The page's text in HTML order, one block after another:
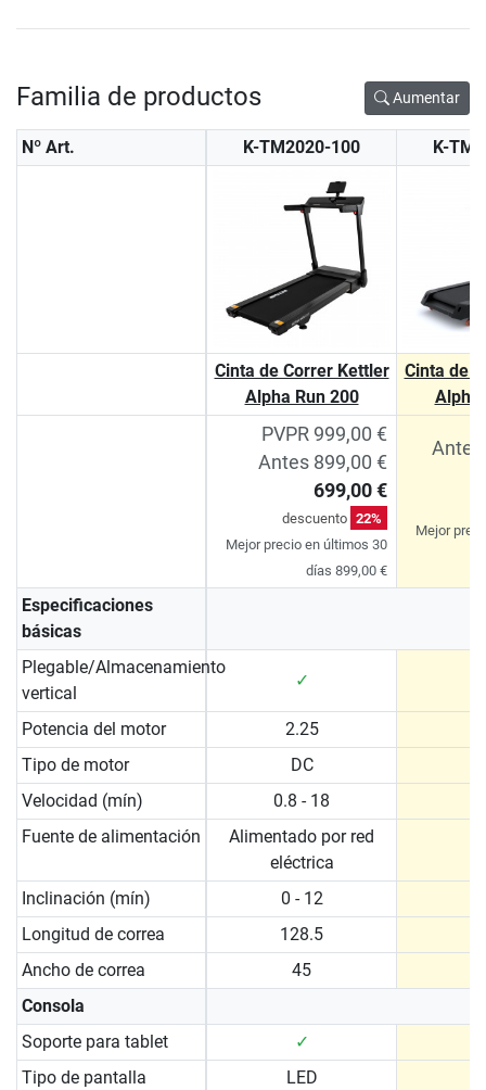
Familia de productos Aumentar
Nº Art. K-TM2020-100 K-
Cinta de Correr Kettler
Alpha Run 200
Cinta de
Alpha
PVPR 999,00 €
Antes 899,00 €
699,00 €
descuento 22%
Mejor precio en últimos 30
días 899,00 €
Antes
Mejor
Especificaciones
básicas
Plegable/Almacenamiento
vertical
✓
Potencia del motor
2.25
Tipo de motor
DC
Velocidad (mín)
0.8 - 18
Fuente de alimentación
Alimentado por red
eléctrica
Inclinación (mín)
0 - 12
Longitud de correa
128.5
Ancho de correa
45
Consola
Soporte para tablet
✓
Tipo de pantalla
LED